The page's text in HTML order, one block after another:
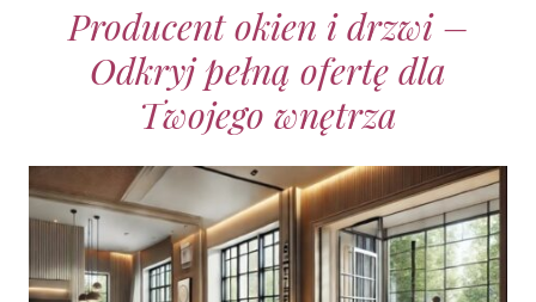
Producent okien i drzwi –
Odkryj pełną ofertę dla
Twojego wnętrza